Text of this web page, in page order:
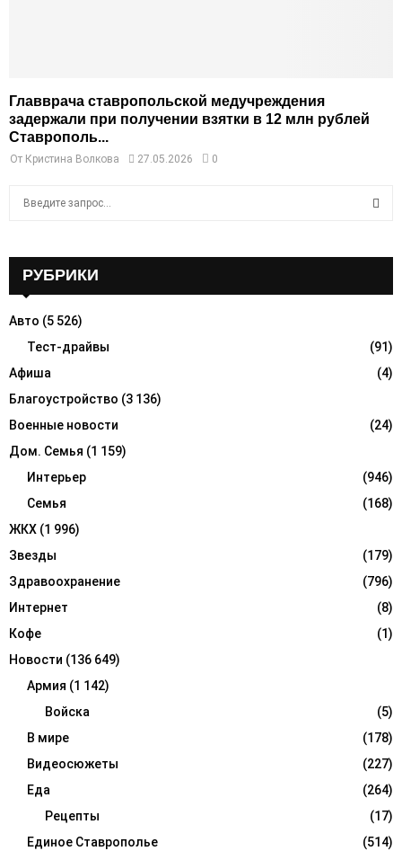
Главврача ставропольской медучреждения
задержали при получении взятки в 12 млн рублей
Ставрополь...
От Кристина Волкова 27.05.2026 0
o
R
C
H
РУБРИКИ
Авто (5 526)
Тест-драйвы
(91)
Афиша
(4)
Благоустройство (3 136)
Военные новости
(24)
Дом. Семья (1 159)
Интерьер
(946)
Семья
(168)
ЖКХ (1 996)
Звезды
(179)
Здравоохранение
(796)
Интернет
(8)
Кофе
(1)
Новости (136 649)
Армия (1 142)
Войска
(5)
В мире
(178)
Видеосюжеты
(227)
Еда
(264)
Рецепты
(17)
Единое Ставрополье
(514)